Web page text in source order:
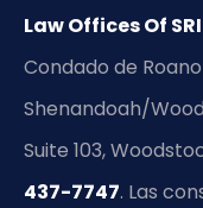
Law Offices Of
Condado de
Shenandoah/
Suite 103,
437-7747. Las